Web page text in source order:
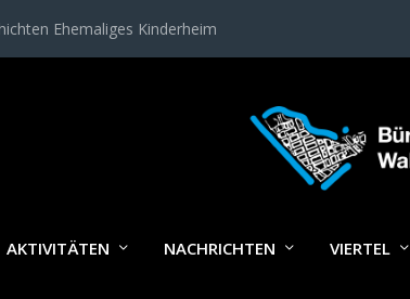
Ehemaliges Kinderheim
AKTIVITÄTEN NACHRICHTEN VIERTEL